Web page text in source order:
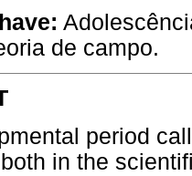
de campo.
period
in the